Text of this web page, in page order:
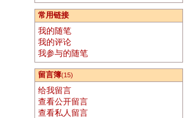
常用链接
我的随笔
我的评论
我参与的随笔
留言簿(15)
给我留言
查看公开留言
查看私人留言